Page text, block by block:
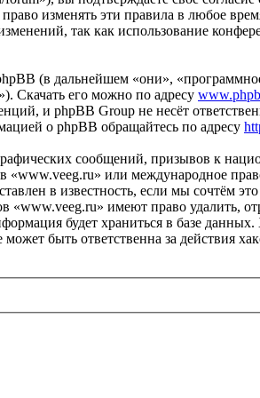
изменять эти правила в любое
так как использование
(в дальнейшем «они»,
Скачать его можно по адресу
и phpBB Group не несёт
о phpBB обращайтесь по адресу
сообщений, призывов к
«www.veeg.ru» или международное
в известность, если мы сочтём
имеют право удалить,
будет храниться в базе
быть ответственна за действия